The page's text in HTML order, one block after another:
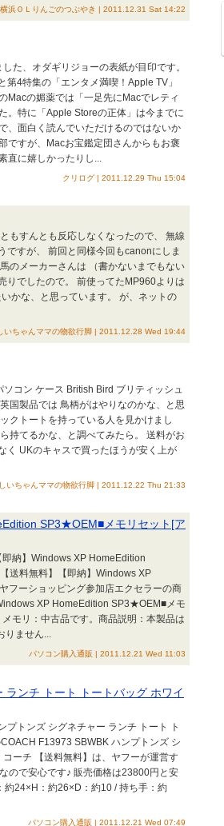
横浜ＯＬりんごのつぶやき | 2011.12.31 Sat 14:22
た、オダギリジョーの表紙が目印です。
4特集の「エンタメ満喫！Apple TV」
Macの媚薬では「一足先にMacでレティ
。特に「Apple Storeの正体」は今までに
、面白く読んでいただけるのではないか
ですが、Macお宝鑑定団さんからもお褒
直に嬉しかったりし...
クリログ | 2011.12.29 Thu 15:04
もすんとも反応しなくなったので、 無線
ですが、 前回と同様今回もcanonにしま
のメーカーさんは （書かないまでもない
りでしたので。 前使ってたMP960よりは
かな、と思っています。 が、ネットの
いちゃんママの物欲行脚 | 2011.12.28 Wed 19:44
コン ケース British Bird ブリティッシュ
国製品では 鳥柄がはやりなのかな、と思
クトートを持っている人を見かけまし
持てるかな、と調べてみたら。 送料がお
く UKのキャスで買ったほうが安く上が
しいちゃんママの物欲行脚 | 2011.12.22 Thu 21:33
SP3★OEM■メモリセット[ア
納】Windows XP HomeEdition
送料無料】【即納】Windows XP
フーショッピング参加店エクセラーの商
XP HomeEdition SP3★OEM■メモ
モリ：中古品です。商品説明：本製品は
りません...
パソコン購入通販 | 2011.12.21 Wed 11:03
ンチ トート トートバッグ ホワイ
トンズ シグネチャー ランチ トート ト
F13973 SBWBK ハンプトンズ シ
ーチ 【送料無料】は、ヤフーが運営す
ので安心です♪ 販売価格は23800円と安
約24×H：約26×D：約10 / 持ち手：約
パソコン購入通販 | 2011.12.21 Wed 07:49